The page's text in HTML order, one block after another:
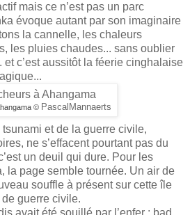
mais ce n’est pas un parc
évoque autant par son imaginaire
la cannelle, les chaleurs
les pluies chaudes... sans oublier
et c’est aussitôt la féerie cinghalaise
© PascalMannaerts
et de la guerre civile,
ne s’effacent pourtant pas du
un deuil qui dure. Pour les
la page semble tournée. Un air de
souffle à présent sur cette île
guerre civile.